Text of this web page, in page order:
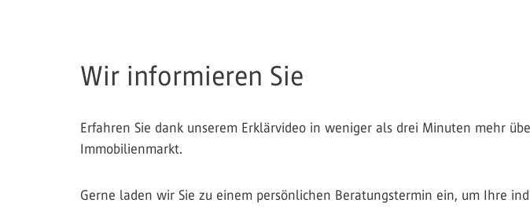
Wir informieren Sie
Erfahren Sie dank unserem Erklärvideo in weniger als drei Minuten mehr
Immobilienmarkt.
Gerne laden wir Sie zu einem persönlichen Beratungstermin ein, um Ihre